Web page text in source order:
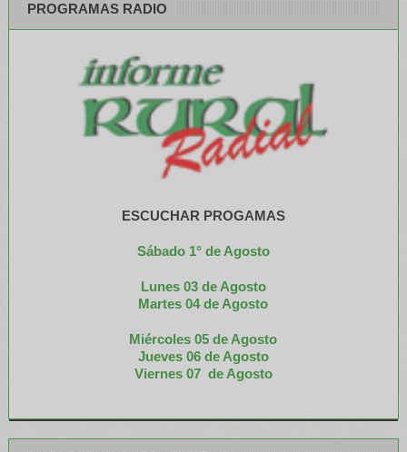
PROGRAMAS RADIO
ESCUCHAR PROGAMAS
Sábado 1° de Agosto
Lunes 03 de Agosto
Martes 04 de Agosto
Miércoles 05 de Agosto
Jueves 06 de Agosto
Viernes 07 de Agosto